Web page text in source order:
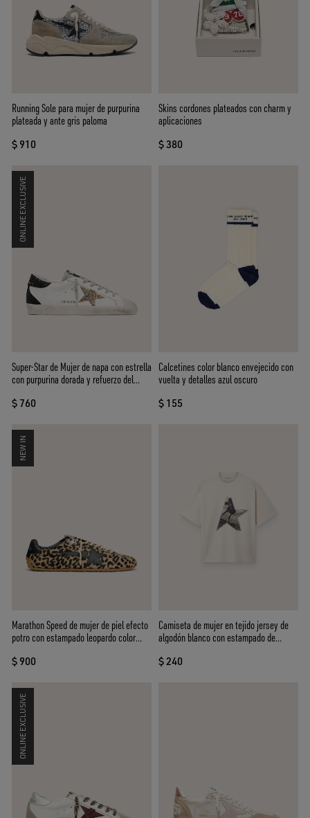
Running Sole para mujer de purpurina
plateada y ante gris paloma
$ 910
Skins cordones plateados con charm y
aplicaciones
$ 380
ONLINE EXCLUSIVE
Super-Star de Mujer de napa con estrella
con purpurina dorada y refuerzo del
$ 760
Calcetines color blanco envejecido con
vuelta y detalles azul oscuro
$ 155
NEW IN
Marathon Speed de mujer de piel efecto
potro con estampado leopardo color
$ 900
Camiseta de mujer en tejido jersey de
algodón blanco con estampado de
$ 240
ONLINE EXCLUSIVE